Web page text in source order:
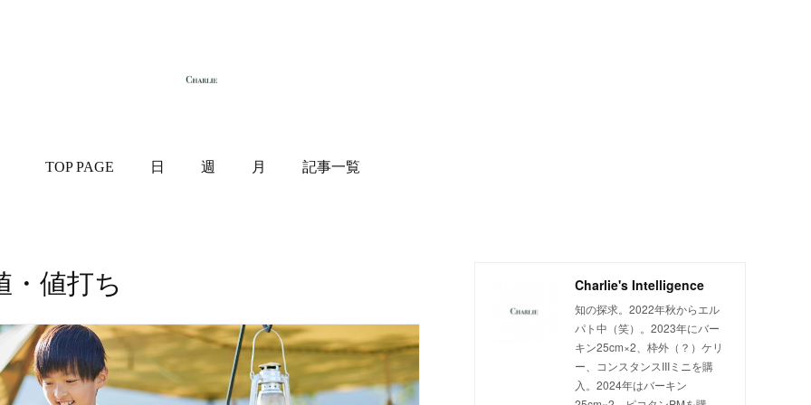
TOP PAGE 日 週 月 記事一覧
・値打ち Charlie's Intelligence
知の探求。2022年秋からエル
パト中（笑）。2023年にバー
キン25cm×2、枠外（？）ケリ
ー、コンスタンスIIIミニを購
入。2024年はバーキン